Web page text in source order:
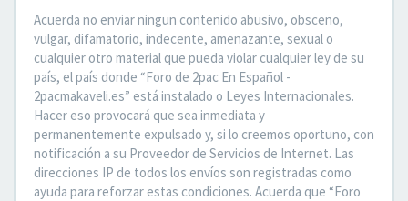
Acuerda no enviar ningun contenido abusivo, obsceno,
vulgar, difamatorio, indecente, amenazante, sexual o
cualquier otro material que pueda violar cualquier ley de su
país, el país donde “Foro de 2pac En Español -
2pacmakaveli.es” está instalado o Leyes Internacionales.
Hacer eso provocará que sea inmediata y
permanentemente expulsado y, si lo creemos oportuno, con
notificación a su Proveedor de Servicios de Internet. Las
direcciones IP de todos los envíos son registradas como
ayuda para reforzar estas condiciones. Acuerda que “Foro